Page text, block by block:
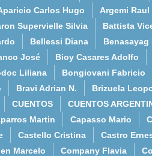
Carlos Hugo
Argemi Raul
Supervielle Silvia
Battista
Bellessi Diana
Benasayag
José
Bioy Casares Adolfo
Liliana
Bongiovani Fabricio
Bravi Adrian N.
Brizuela
CUENTOS
CUENTOS
Martin Capasso Mario
Castello Cristina
Castro
Marcelo Company Flavia